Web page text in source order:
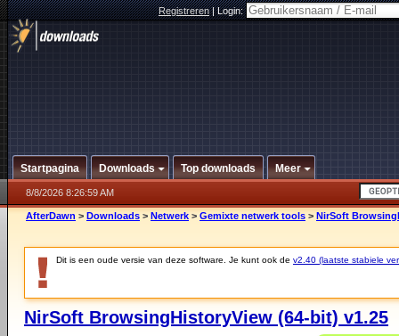
Registreren|Login:
Startpagina Downloads Top downloads Meer
8/8/2026 8:26:59 AM
AfterDawn > Downloads > Netwerk > Gemixte netwerk tools > NirSoft
Dit is een oude versie van deze software. Je kunt ook de v2.40 (laatste stabiele
NirSoft BrowsingHistoryView (64-bit) v1.25